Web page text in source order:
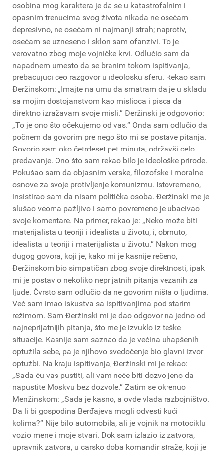
osobina mog karaktera je da se u katastrofalnim i
opasnim trenucima svog života nikada ne osećam
depresivno, ne osećam ni najmanji strah; naprotiv,
osećam se uzneseno i sklon sam ofanzivi. To je
verovatno zbog moje vojničke krvi. Odlučio sam da
napadnem umesto da se branim tokom ispitivanja,
prebacujući ceo razgovor u ideološku sferu. Rekao sam
Đeržinskom: „Imajte na umu da smatram da je u skladu
sa mojim dostojanstvom kao mislioca i pisca da
direktno izražavam svoje misli.“ Đeržinski je odgovorio:
„To je ono što očekujemo od vas.“ Onda sam odlučio da
počnem da govorim pre nego što mi se postave pitanja.
Govorio sam oko četrdeset pet minuta, održavši celo
predavanje. Ono što sam rekao bilo je ideološke prirode.
Pokušao sam da objasnim verske, filozofske i moralne
osnove za svoje protivljenje komunizmu. Istovremeno,
insistirao sam da nisam politička osoba. Đeržinski me je
slušao veoma pažljivo i samo povremeno je ubacivao
svoje komentare. Na primer, rekao je: „Neko može biti
materijalista u teoriji i idealista u životu, i, obrnuto,
idealista u teoriji i materijalista u životu.“ Nakon mog
dugog govora, koji je, kako mi je kasnije rečeno,
Đeržinskom bio simpatičan zbog svoje direktnosti, ipak
mi je postavio nekoliko neprijatnih pitanja vezanih za
ljude. Čvrsto sam odlučio da ne govorim ništa o ljudima.
Već sam imao iskustva sa ispitivanjima pod starim
režimom. Sam Đeržinski mi je dao odgovor na jedno od
najneprijatnijih pitanja, što me je izvuklo iz teške
situacije. Kasnije sam saznao da je većina uhapšenih
optužila sebe, pa je njihovo svedočenje bio glavni izvor
optužbi. Na kraju ispitivanja, Đeržinski mi je rekao:
„Sada ću vas pustiti, ali vam neće biti dozvoljeno da
napustite Moskvu bez dozvole.“ Zatim se okrenuo
Menžinskom: „Sada je kasno, a ovde vlada razbojništvo.
Da li bi gospodina Berđajeva mogli odvesti kući
kolima?“ Nije bilo automobila, ali je vojnik na motociklu
vozio mene i moje stvari. Dok sam izlazio iz zatvora,
upravnik zatvora, u carsko doba komandir straže, koji je